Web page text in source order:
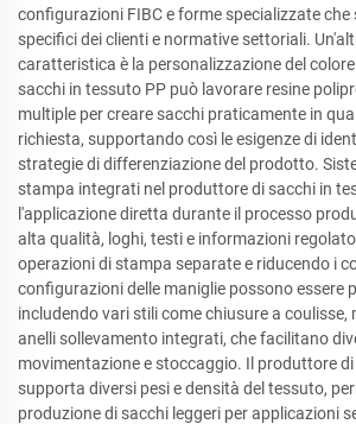
configurazioni FIBC e forme specializzate
specifici dei clienti e normative settoriali.
caratteristica è la personalizzazione del
sacchi in tessuto PP può lavorare resine
multiple per creare sacchi praticamente in
richiesta, supportando così le esigenze di
strategie di differenziazione del prodotto.
stampa integrati nel produttore di sacchi in
l'applicazione diretta durante il processo
alta qualità, loghi, testi e informazioni
operazioni di stampa separate e riducendo i
configurazioni delle maniglie possono essere
includendo vari stili come chiusure a coulisse,
anelli sollevamento integrati, che facilitano
movimentazione e stoccaggio. Il produttore
supporta diversi pesi e densità del tessuto,
produzione di sacchi leggeri per applicazioni